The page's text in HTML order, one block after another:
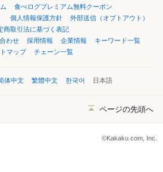
食べログプレミアム無料クーポン
個人情報保護方針
外部送信（オプトアウト）
商取引法に基づく表記
わせ 採用情報 企業情報
キーワード一覧
マップ
チェーン一覧
体中文 繁體中文 한국어 日本語
ページの先頭へ
©Kakaku.com, Inc.